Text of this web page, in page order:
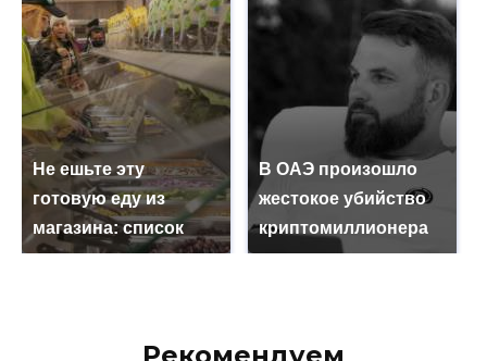
Не ешьте эту
готовую еду из
магазина: список
В ОАЭ произошло
жестокое убийство
криптомиллионера
Рекомендуем